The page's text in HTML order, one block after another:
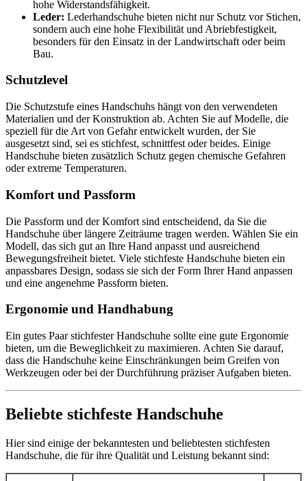
hohe Widerstandsfähigkeit.
Leder: Lederhandschuhe bieten nicht nur Schutz vor Stichen,
sondern auch eine hohe Flexibilität und Abriebfestigkeit,
besonders für den Einsatz in der Landwirtschaft oder beim
Bau.
Schutzlevel
Die Schutzstufe eines Handschuhs hängt von den verwendeten
Materialien und der Konstruktion ab. Achten Sie auf Modelle, die
speziell für die Art von Gefahr entwickelt wurden, der Sie
ausgesetzt sind, sei es stichfest, schnittfest oder beides. Einige
Handschuhe bieten zusätzlich Schutz gegen chemische Gefahren
oder extreme Temperaturen.
Komfort und Passform
Die Passform und der Komfort sind entscheidend, da Sie die
Handschuhe über längere Zeiträume tragen werden. Wählen Sie ein
Modell, das sich gut an Ihre Hand anpasst und ausreichend
Bewegungsfreiheit bietet. Viele stichfeste Handschuhe bieten ein
anpassbares Design, sodass sie sich der Form Ihrer Hand anpassen
und eine angenehme Passform bieten.
Ergonomie und Handhabung
Ein gutes Paar stichfester Handschuhe sollte eine gute Ergonomie
bieten, um die Beweglichkeit zu maximieren. Achten Sie darauf,
dass die Handschuhe keine Einschränkungen beim Greifen von
Werkzeugen oder bei der Durchführung präziser Aufgaben bieten.
Beliebte stichfeste Handschuhe
Hier sind einige der bekanntesten und beliebtesten stichfesten
Handschuhe, die für ihre Qualität und Leistung bekannt sind: